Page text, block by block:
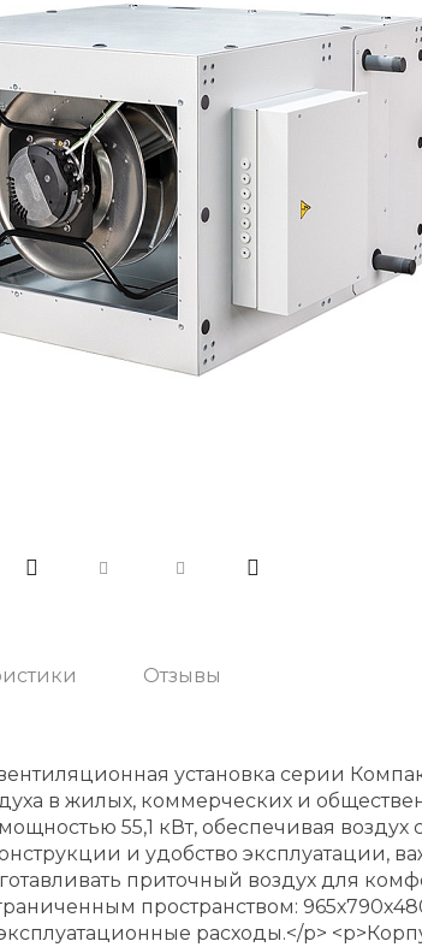
Отзывы
установка серии
в жилых, коммерческих и
55,1 кВт, обеспечивая
и удобство эксплуатации,
приточный воздух для
пространством:
эксплуатационные расходы.</p>